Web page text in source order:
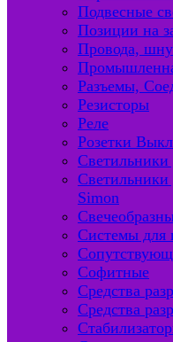
Подвесные
Позиции на
Провода,
Разъемы,
Резисторы
Реле
Розетки
Светильники
Светильники
Simon
Системы для
Софитные
Средства
Средства